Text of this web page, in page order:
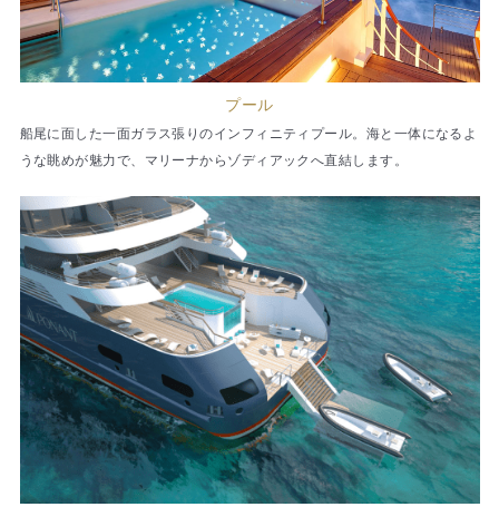
プール
船尾に面した一面ガラス張りのインフィニティプール。海と一体になるよ
うな眺めが魅力で、マリーナからゾディアックへ直結します。